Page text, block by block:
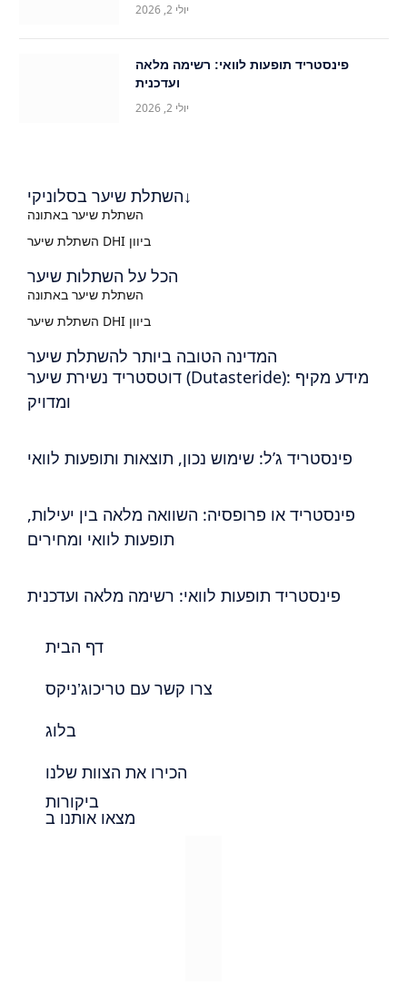
יולי 2, 2026
פינסטריד תופעות לוואי: רשימה מלאה
ועדכנית
יולי 2, 2026
השתלת שיער בסלוניקי↓
השתלת שיער באתונה
השתלת שיער DHI ביוון
הכל על השתלות שיער
השתלת שיער באתונה
השתלת שיער DHI ביוון
המדינה הטובה ביותר להשתלת שיער
דוטסטריד נשירת שיער (Dutasteride): מידע מקיף
ומדויק
פינסטריד ג’ל: שימוש נכון, תוצאות ותופעות לוואי
פינסטריד או פרופסיה: השוואה מלאה בין יעילות,
תופעות לוואי ומחירים
פינסטריד תופעות לוואי: רשימה מלאה ועדכנית
דף הבית
צרו קשר עם טריכוג’ניקס
בלוג
הכירו את הצוות שלנו
ביקורות
מצאו אותנו ב